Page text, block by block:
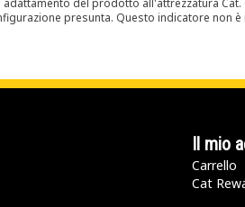
del prodotto all'attrezzatura
presunta. Questo indicatore non
Il mio
Carrello
Cat